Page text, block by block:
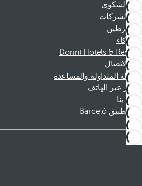
قناة الشكوى
الشركات
المنخرطين
الشركاء
Dorint Hotels & Resorts
الاتصال
الأسئلة المتداولة والمساعدة
الحجز عبر الهاتف
اتصل بنا
تطبيق Barceló
تنزيل